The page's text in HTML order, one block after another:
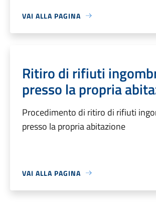
VAI ALLA PAGINA
Ritiro di rifiuti
presso la propria
Procedimento di ritiro di rifiuti
presso la propria abitazione
VAI ALLA PAGINA